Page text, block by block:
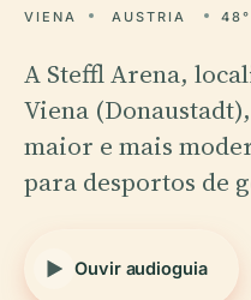
VIENA AUSTRIA
A Steffl Arena,
Viena
maior e mais
para desportos de
Ouvir audioguia